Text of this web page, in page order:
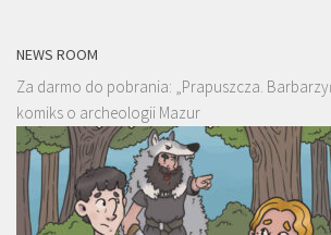
NEWS ROOM
Za darmo do pobrania: „Prapuszcza.
komiks o archeologii Mazur